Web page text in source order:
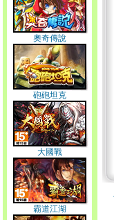
奧奇傳說
砲砲坦克
大國戰
霸道江湖